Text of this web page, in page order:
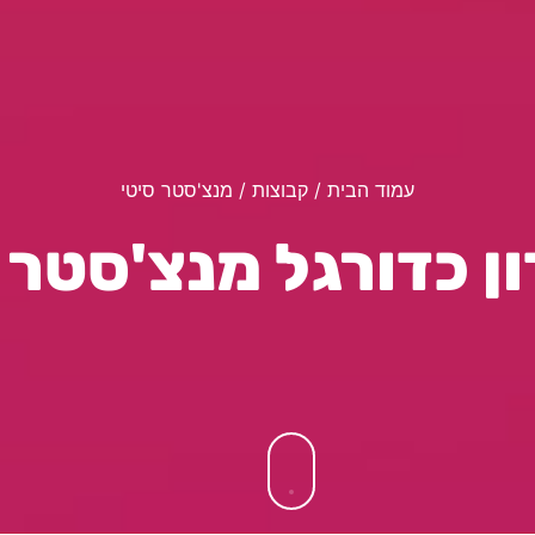
עמוד הבית / קבוצות / מנצ'סטר סיטי
כדורגל